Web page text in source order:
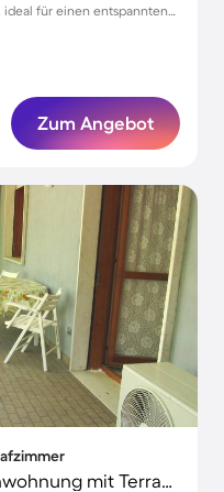
ideal für einen entspannten
Zum Angebot
Familienfreundliche Ferienwohnung mit Terrasse | Stadtblick | Strand in der Nähe | Hunde erlaubt